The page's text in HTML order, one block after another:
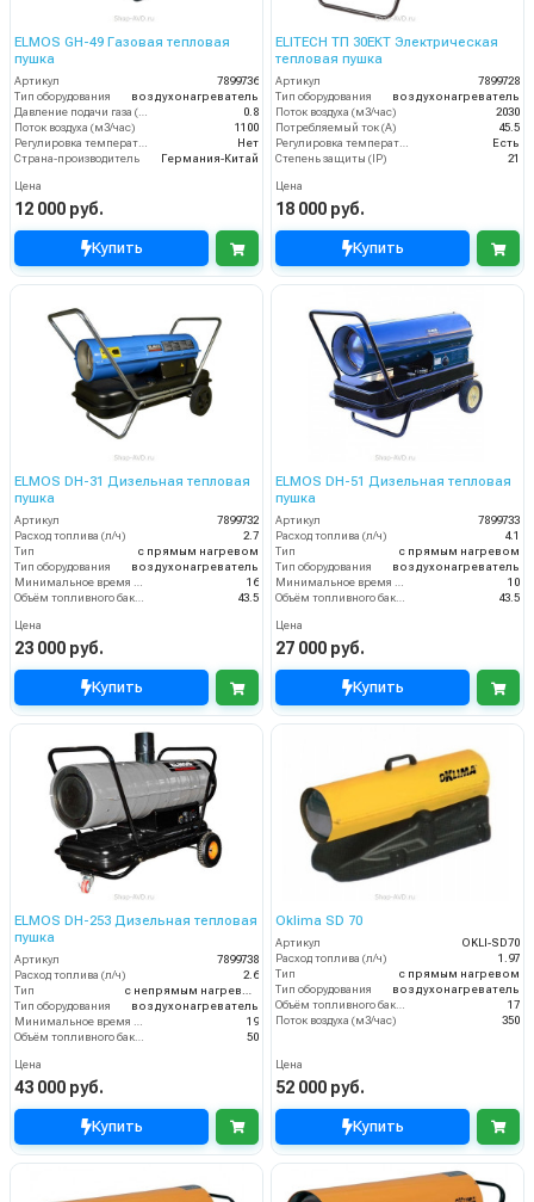
ELMOS GH-49 Газовая тепловая
пушка
Артикул
7899736
Тип оборудования
воздухонагреватель
Давление подачи газа (бар)
0.8
Поток воздуха (м3/час)
1100
Регулировка температуры термостатом
Нет
Страна-производитель
Германия-Китай
Цена
12 000 руб.
Купить
ELITECH ТП 30ЕКТ Электрическая
тепловая пушка
Артикул
7899728
Тип оборудования
воздухонагреватель
Поток воздуха (м3/час)
2030
Потребляемый ток (А)
45.5
Регулировка температуры термостатом
Есть
Степень защиты (IP)
21
Цена
18 000 руб.
Купить
ELMOS DH-31 Дизельная тепловая
пушка
Артикул
7899732
Расход топлива (л/ч)
2.7
Тип
с прямым нагревом
Тип оборудования
воздухонагреватель
Минимальное время работы при полном баке (ч)
16
Объём топливного бака (л)
43.5
Цена
23 000 руб.
Купить
ELMOS DH-51 Дизельная тепловая
пушка
Артикул
7899733
Расход топлива (л/ч)
4.1
Тип
с прямым нагревом
Тип оборудования
воздухонагреватель
Минимальное время работы при полном баке (ч)
10
Объём топливного бака (л)
43.5
Цена
27 000 руб.
Купить
ELMOS DH-253 Дизельная тепловая
пушка
Артикул
7899738
Расход топлива (л/ч)
2.6
Тип
Тип оборудования
воздухонагреватель
19
50
Цена
43 000 руб.
Купить
Oklima SD 70
Артикул
OKLI-SD70
Расход топлива (л/ч)
1.97
Тип
с прямым нагревом
Тип оборудования
воздухонагреватель
17
Поток воздуха (м3/час)
350
Цена
52 000 руб.
Купить